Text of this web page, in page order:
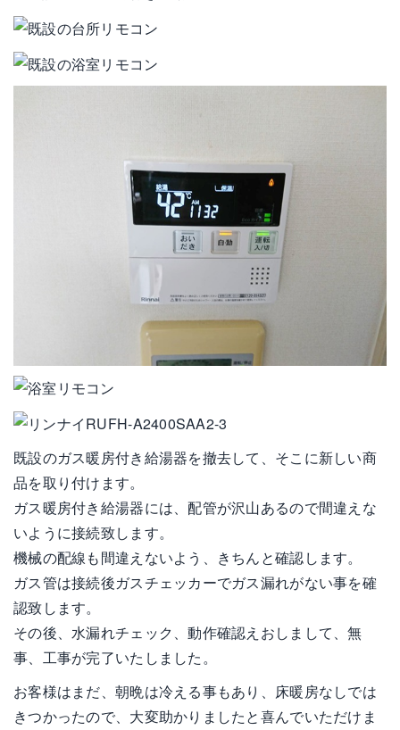
既設のガス暖房付き給湯器を撤去して、そこに新しい商
品を取り付けます。
ガス暖房付き給湯器には、配管が沢山あるので間違えな
いように接続致します。
機械の配線も間違えないよう、きちんと確認します。
ガス管は接続後ガスチェッカーでガス漏れがない事を確
認致します。
その後、水漏れチェック、動作確認えおしまして、無
事、工事が完了いたしました。
お客様はまだ、朝晩は冷える事もあり、床暖房なしでは
きつかったので、大変助かりましたと喜んでいただけま